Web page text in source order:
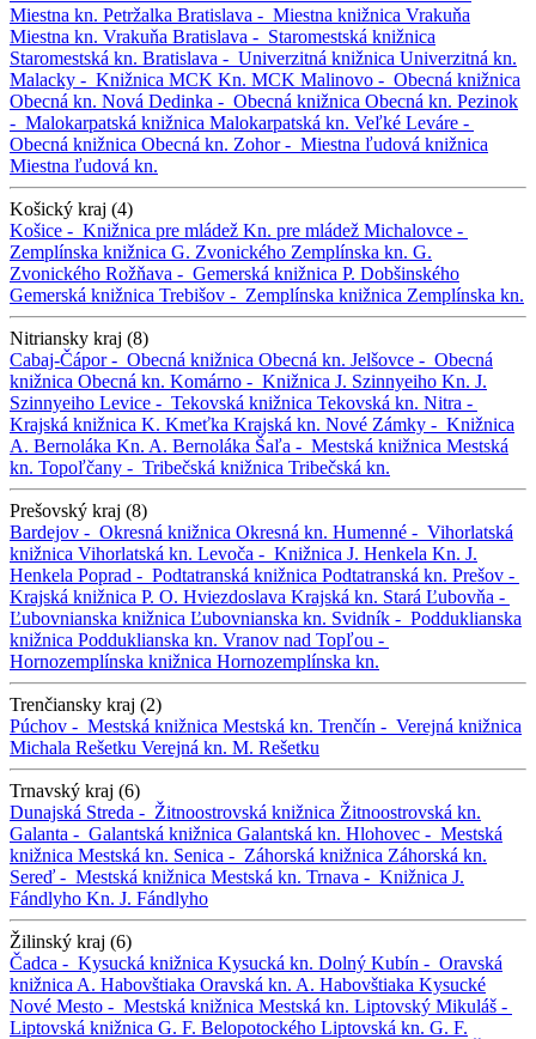
Miestna kn. Petržalka Bratislava - Miestna knižnica Vrakuňa
Miestna kn. Vrakuňa Bratislava - Staromestská knižnica
Staromestská kn. Bratislava - Univerzitná knižnica Univerzitná kn.
Malacky - Knižnica MCK Kn. MCK Malinovo - Obecná knižnica
Obecná kn. Nová Dedinka - Obecná knižnica Obecná kn. Pezinok
- Malokarpatská knižnica Malokarpatská kn. Veľké Leváre -
Obecná knižnica Obecná kn. Zohor - Miestna ľudová knižnica
Miestna ľudová kn.
Košický kraj (4)
Košice - Knižnica pre mládež Kn. pre mládež Michalovce -
Zemplínska knižnica G. Zvonického Zemplínska kn. G.
Zvonického Rožňava - Gemerská knižnica P. Dobšinského
Gemerská knižnica Trebišov - Zemplínska knižnica Zemplínska kn.
Nitriansky kraj (8)
Cabaj-Čápor - Obecná knižnica Obecná kn. Jelšovce - Obecná
knižnica Obecná kn. Komárno - Knižnica J. Szinnyeiho Kn. J.
Szinnyeiho Levice - Tekovská knižnica Tekovská kn. Nitra -
Krajská knižnica K. Kmeťka Krajská kn. Nové Zámky - Knižnica
A. Bernoláka Kn. A. Bernoláka Šaľa - Mestská knižnica Mestská
kn. Topoľčany - Tribečská knižnica Tribečská kn.
Prešovský kraj (8)
Bardejov - Okresná knižnica Okresná kn. Humenné - Vihorlatská
knižnica Vihorlatská kn. Levoča - Knižnica J. Henkela Kn. J.
Henkela Poprad - Podtatranská knižnica Podtatranská kn. Prešov -
Krajská knižnica P. O. Hviezdoslava Krajská kn. Stará Ľubovňa -
Ľubovnianska knižnica Ľubovnianska kn. Svidník - Podduklianska
knižnica Podduklianska kn. Vranov nad Topľou -
Hornozemplínska knižnica Hornozemplínska kn.
Trenčiansky kraj (2)
Púchov - Mestská knižnica Mestská kn. Trenčín - Verejná knižnica
Michala Rešetku Verejná kn. M. Rešetku
Trnavský kraj (6)
Dunajská Streda - Žitnoostrovská knižnica Žitnoostrovská kn.
Galanta - Galantská knižnica Galantská kn. Hlohovec - Mestská
knižnica Mestská kn. Senica - Záhorská knižnica Záhorská kn.
Sereď - Mestská knižnica Mestská kn. Trnava - Knižnica J.
Fándlyho Kn. J. Fándlyho
Žilinský kraj (6)
Čadca - Kysucká knižnica Kysucká kn. Dolný Kubín - Oravská
knižnica A. Habovštiaka Oravská kn. A. Habovštiaka Kysucké
Nové Mesto - Mestská knižnica Mestská kn. Liptovský Mikuláš -
Liptovská knižnica G. F. Belopotockého Liptovská kn. G. F.